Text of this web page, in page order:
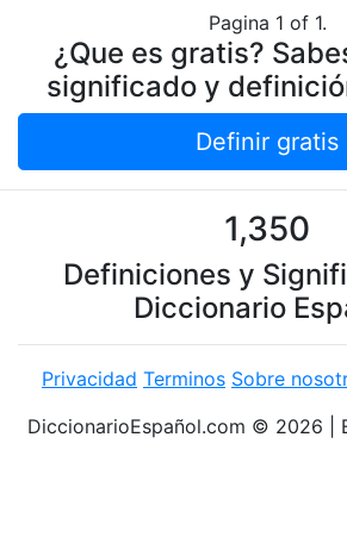
Pagina 1 of 1.
¿Que es gratis?
significado y
Definir gratis
1,350
Definiciones y
Diccionario
Privacidad Terminos Sobre
DiccionarioEspañol.com © 2026 |